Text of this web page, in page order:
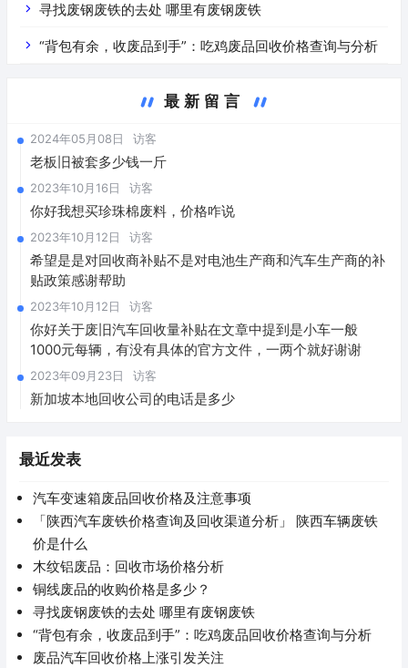
寻找废钢废铁的去处 哪里有废钢废铁
“背包有余，收废品到手”：吃鸡废品回收价格查询与分析
最新留言
2024年05月08日 访客
老板旧被套多少钱一斤
2023年10月16日 访客
你好我想买珍珠棉废料，价格咋说
2023年10月12日 访客
希望是是对回收商补贴不是对电池生产商和汽车生产商的补
贴政策感谢帮助
2023年10月12日 访客
你好关于废旧汽车回收量补贴在文章中提到是小车一般
1000元每辆，有没有具体的官方文件，一两个就好谢谢
2023年09月23日 访客
新加坡本地回收公司的电话是多少
最近发表
汽车变速箱废品回收价格及注意事项
「陕西汽车废铁价格查询及回收渠道分析」 陕西车辆废铁
价是什么
木纹铝废品：回收市场价格分析
铜线废品的收购价格是多少？
寻找废钢废铁的去处 哪里有废钢废铁
“背包有余，收废品到手”：吃鸡废品回收价格查询与分析
废品汽车回收价格上涨引发关注